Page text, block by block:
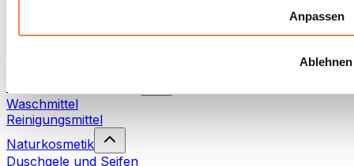
DatenschutzerklärungAnpassen
Ablehnen
Nachhaltiger Haushalt
Waschmittel
Reinigungsmittel
Naturkosmetik
Duschgele und Seifen